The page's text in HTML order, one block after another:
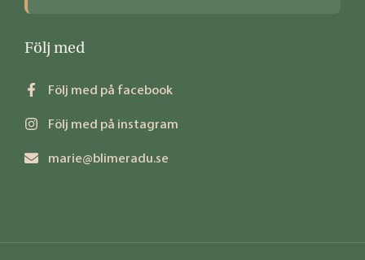
Följ med
Följ med på facebook
Följ med på instagram
marie@blimeradu.se